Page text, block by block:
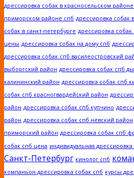
дрессировка собак в красносельском
приморском районе спб дрессировка собак
собак в санкт-петербурге дрессировка собак
цены дрессировка собак на дому спб
дрессировка собак спб василеостровский
выборгский район дрессировка собак спб
калининский район дрессировка собак спб
собак спб красногвардейский район
район дрессировка собак спб купчино
район дрессировка собак спб невский район
приморский район дрессировка собак спб
собак спб цена индивидуальная
Санкт-Петербург кинолог спб
компаньон дрессировка собак спб курсы